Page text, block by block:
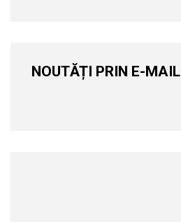
NOUTĂȚI PRIN E-MAIL